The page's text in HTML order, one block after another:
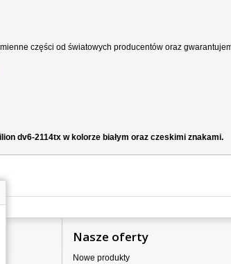
części od światowych producentów oraz
dv6-2114tx w kolorze białym oraz czeskimi znakami.
Nasze oferty
Nowe produkty